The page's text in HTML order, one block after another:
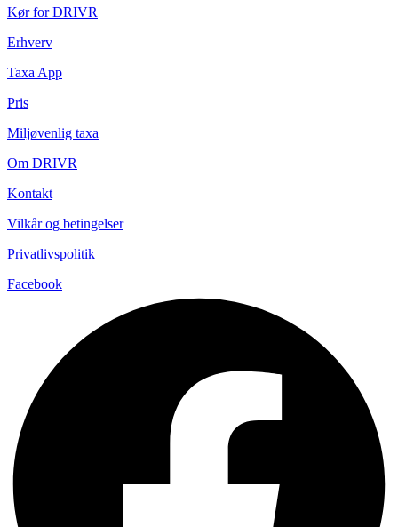
Kør for DRIVR
Erhverv
Taxa App
Pris
Miljøvenlig taxa
Om DRIVR
Kontakt
Vilkår og betingelser
Privatlivspolitik
Facebook